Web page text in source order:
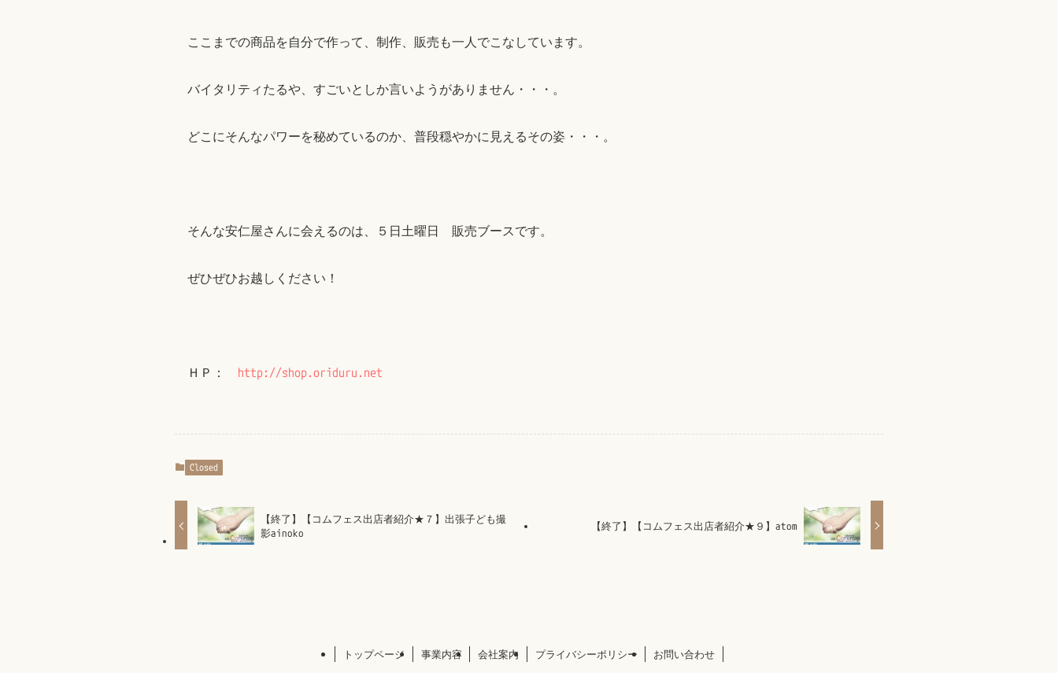
ここまでの商品を自分で作って、制作、販売も一人でこなしています。
バイタリティたるや、すごいとしか言いようがありません・・・。
どこにそんなパワーを秘めているのか、普段穏やかに見えるその姿・・・。
そんな安仁屋さんに会えるのは、５日土曜日 販売ブースです。
ぜひぜひお越しください！
ＨＰ： http://shop.oriduru.net
Closed
【終了】【コムフェス出店者紹介★７】出張子ども撮
影ainoko
【終了】【コムフェス出店者紹介★９】atom
トップページ 事業内容 会社案内 プライバシーポリシー お問い合わせ